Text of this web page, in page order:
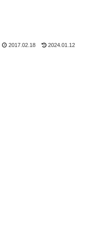
2017.02.18 2024.01.12